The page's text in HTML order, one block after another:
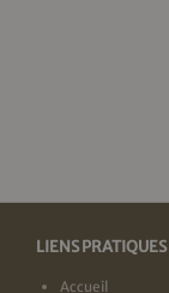
LIENS PRATIQUES
Accueil